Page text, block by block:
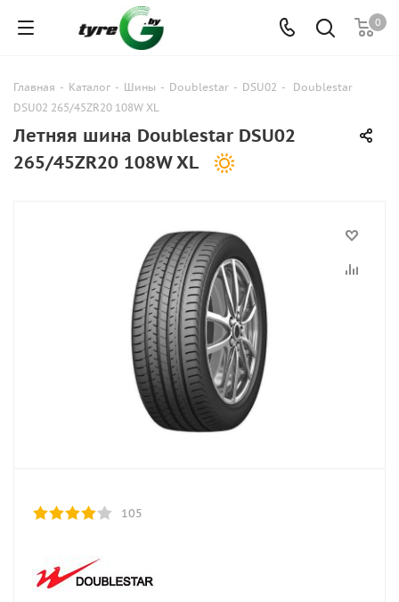
0
Главная - Каталог - Шины - Doublestar - DSU02 -
Doublestar
DSU02 265/45ZR20 108W XL
Летняя шина Doublestar DSU02
265/45ZR20 108W XL
105